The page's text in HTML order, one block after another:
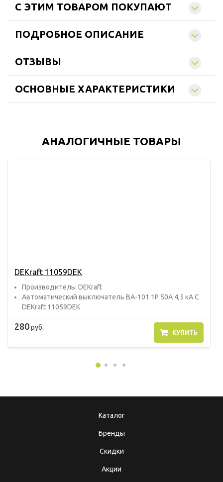
C ЭТИМ ТОВАРОМ ПОКУПАЮТ
ПОДРОБНОЕ ОПИСАНИЕ
ОТЗЫВЫ
ОСНОВНЫЕ ХАРАКТЕРИСТИКИ
АНАЛОГИЧНЫЕ ТОВАРЫ
DEKraft 11059DEK
Прoизвoдитель: DEKraft
Автоматический выключатель ВА-101 1P 50A 4,5 кА C
DEKraft 11059DEK
280руб.
КУПИТЬ
Каталог
Бренды
Скидки
Акции